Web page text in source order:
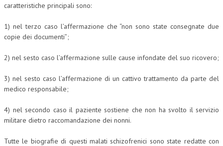
caratteristiche principali sono:
1) nel terzo caso l’affermazione che “non sono state consegnate due
copie dei documenti”;
2) nel sesto caso l’affermazione sulle cause infondate del suo ricovero;
3) nel sesto caso l’affermazione di un cattivo trattamento da parte del
medico responsabile;
4) nel secondo caso il paziente sostiene che non ha svolto il servizio
militare dietro raccomandazione dei nonni.
Tutte le biografie di questi malati schizofrenici sono state redatte con